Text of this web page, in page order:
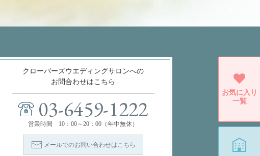
クローバーズウエディングサロンへの
お問合わせはこちら
03-6459-1222
営業時間 10：00～20：00（年中無休）
メールでのお問い合わせはこちら
お気に入り
一覧